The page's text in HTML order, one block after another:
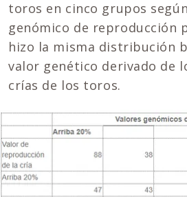
toros en cinco grupos
genómico de reproducción
hizo la misma distribución
valor genético derivado de
crías de los toros.